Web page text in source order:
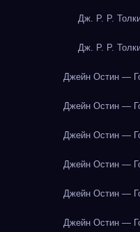
Дж. Р. Р.
Дж. Р. Р.
Джейн Остин —
Джейн Остин —
Джейн Остин —
Джейн Остин —
Джейн Остин —
Джейн Остин —